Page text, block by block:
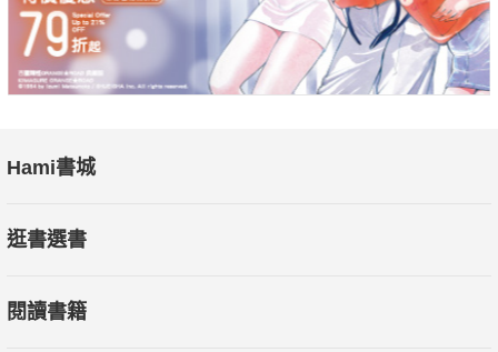
Hami書城
逛書選書
閱讀書籍